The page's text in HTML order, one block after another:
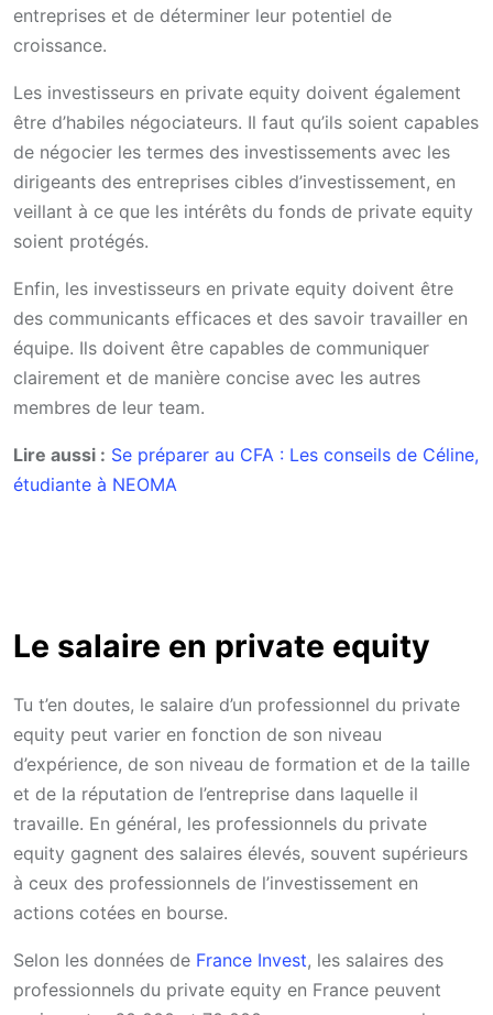
entreprises et de déterminer leur potentiel de
croissance.
Les investisseurs en private equity doivent également
être d’habiles négociateurs. Il faut qu’ils soient capables
de négocier les termes des investissements avec les
dirigeants des entreprises cibles d’investissement, en
veillant à ce que les intérêts du fonds de private equity
soient protégés.
Enfin, les investisseurs en private equity doivent être
des communicants efficaces et des savoir travailler en
équipe. Ils doivent être capables de communiquer
clairement et de manière concise avec les autres
membres de leur team.
Lire aussi : Se préparer au CFA : Les conseils de Céline,
étudiante à NEOMA
Le salaire en private equity
Tu t’en doutes, le salaire d’un professionnel du private
equity peut varier en fonction de son niveau
d’expérience, de son niveau de formation et de la taille
et de la réputation de l’entreprise dans laquelle il
travaille. En général, les professionnels du private
equity gagnent des salaires élevés, souvent supérieurs
à ceux des professionnels de l’investissement en
actions cotées en bourse.
Selon les données de France Invest, les salaires des
professionnels du private equity en France peuvent